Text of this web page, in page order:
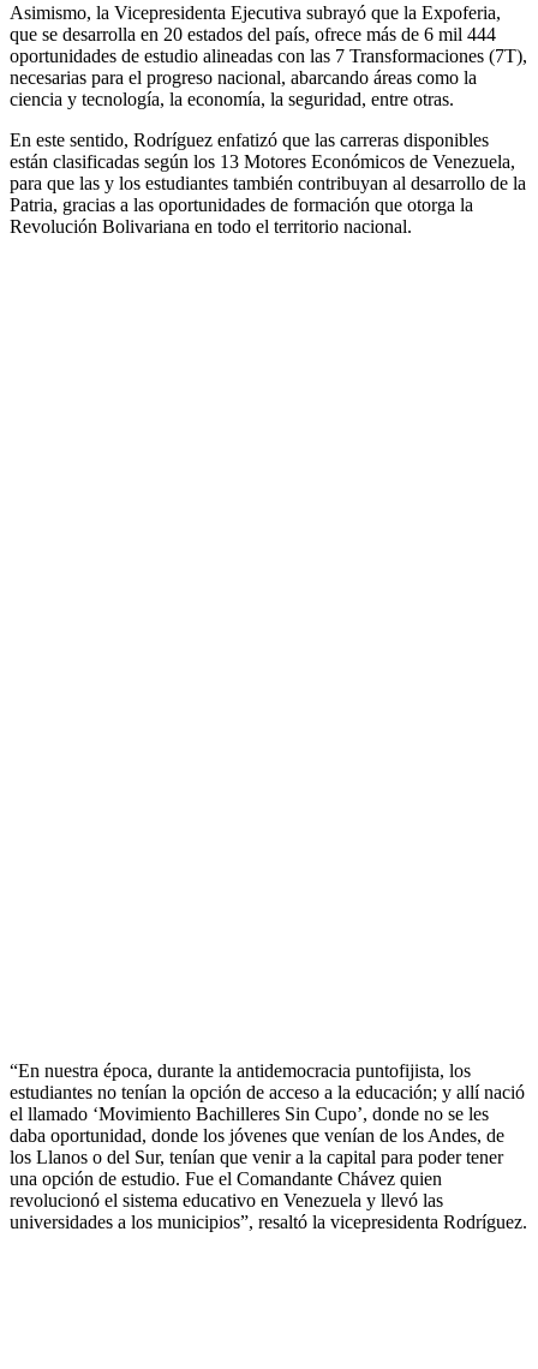
Asimismo, la Vicepresidenta Ejecutiva subrayó que la Expoferia,
que se desarrolla en 20 estados del país, ofrece más de 6 mil 444
oportunidades de estudio alineadas con las 7 Transformaciones (7T),
necesarias para el progreso nacional, abarcando áreas como la
ciencia y tecnología, la economía, la seguridad, entre otras.
En este sentido, Rodríguez enfatizó que las carreras disponibles
están clasificadas según los 13 Motores Económicos de Venezuela,
para que las y los estudiantes también contribuyan al desarrollo de la
Patria, gracias a las oportunidades de formación que otorga la
Revolución Bolivariana en todo el territorio nacional.
“En nuestra época, durante la antidemocracia puntofijista, los
estudiantes no tenían la opción de acceso a la educación; y allí nació
el llamado ‘Movimiento Bachilleres Sin Cupo’, donde no se les
daba oportunidad, donde los jóvenes que venían de los Andes, de
los Llanos o del Sur, tenían que venir a la capital para poder tener
una opción de estudio. Fue el Comandante Chávez quien
revolucionó el sistema educativo en Venezuela y llevó las
universidades a los municipios”, resaltó la vicepresidenta Rodríguez.